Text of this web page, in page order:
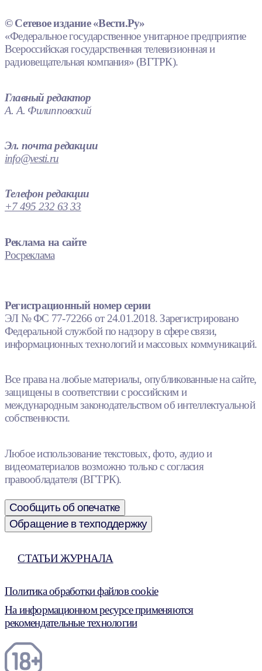
© Сетевое издание «Вести.Ру»
«Федеральное государственное унитарное предприятие
Всероссийская государственная телевизионная и
радиовещательная компания» (ВГТРК).
Главный редактор
А. А. Филипповский
Эл. почта редакции
info@vesti.ru
Телефон редакции
+7 495 232 63 33
Реклама на сайте
Росреклама
Регистрационный номер серии
ЭЛ № ФС 77-72266 от 24.01.2018. Зарегистрировано
Федеральной службой по надзору в сфере связи,
информационных технологий и массовых коммуникаций.
Все права на любые материалы, опубликованные на сайте,
защищены в соответствии с российским и
международным законодательством об интеллектуальной
собственности.
Любое использование текстовых, фото, аудио и
видеоматериалов возможно только с согласия
правообладателя (ВГТРК).
Сообщить об опечатке
Обращение в техподдержку
СТАТЬИ ЖУРНАЛА
Политика обработки файлов cookie
На информационном ресурсе применяются
рекомендательные технологии